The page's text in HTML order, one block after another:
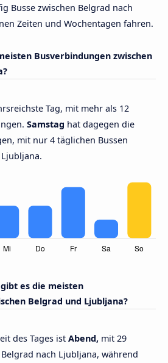
Busse zwischen Belgrad nach
Zeiten und Wochentagen fahren.
Busverbindungen zwischen
Tag, mit mehr als 12
Samstag hat dagegen die
mit nur 4 täglichen Bussen
es die meisten
Belgrad und Ljubljana?
des Tages ist Abend, mit 29
nach Ljubljana, während